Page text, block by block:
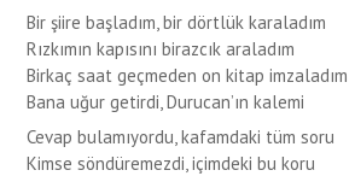
Bir şiire başladım, bir dörtlük karaladım
Rızkımın kapısını birazcık araladım
Birkaç saat geçmeden on kitap imzaladım
Bana uğur getirdi, Durucan’ın kalemi
Cevap bulamıyordu, kafamdaki tüm soru
Kimse söndüremezdi, içimdeki bu koru